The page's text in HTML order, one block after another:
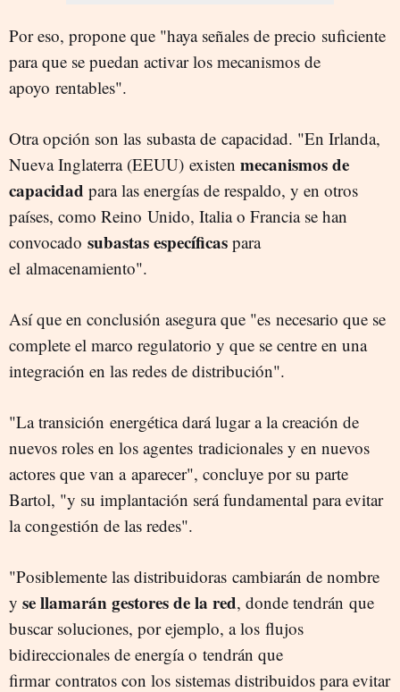
Por eso, propone que "haya señales de precio suficiente
para que se puedan activar los mecanismos de
apoyo rentables".
Otra opción son las subasta de capacidad. "En Irlanda,
Nueva Inglaterra (EEUU) existen mecanismos de
capacidad para las energías de respaldo, y en otros
países, como Reino Unido, Italia o Francia se han
convocado subastas específicas para
el almacenamiento".
Así que en conclusión asegura que "es necesario que se
complete el marco regulatorio y que se centre en una
integración en las redes de distribución".
"La transición energética dará lugar a la creación de
nuevos roles en los agentes tradicionales y en nuevos
actores que van a aparecer", concluye por su parte
Bartol, "y su implantación será fundamental para evitar
la congestión de las redes".
"Posiblemente las distribuidoras cambiarán de nombre
y se llamarán gestores de la red, donde tendrán que
buscar soluciones, por ejemplo, a los flujos
bidireccionales de energía o tendrán que
firmar contratos con los sistemas distribuidos para evitar